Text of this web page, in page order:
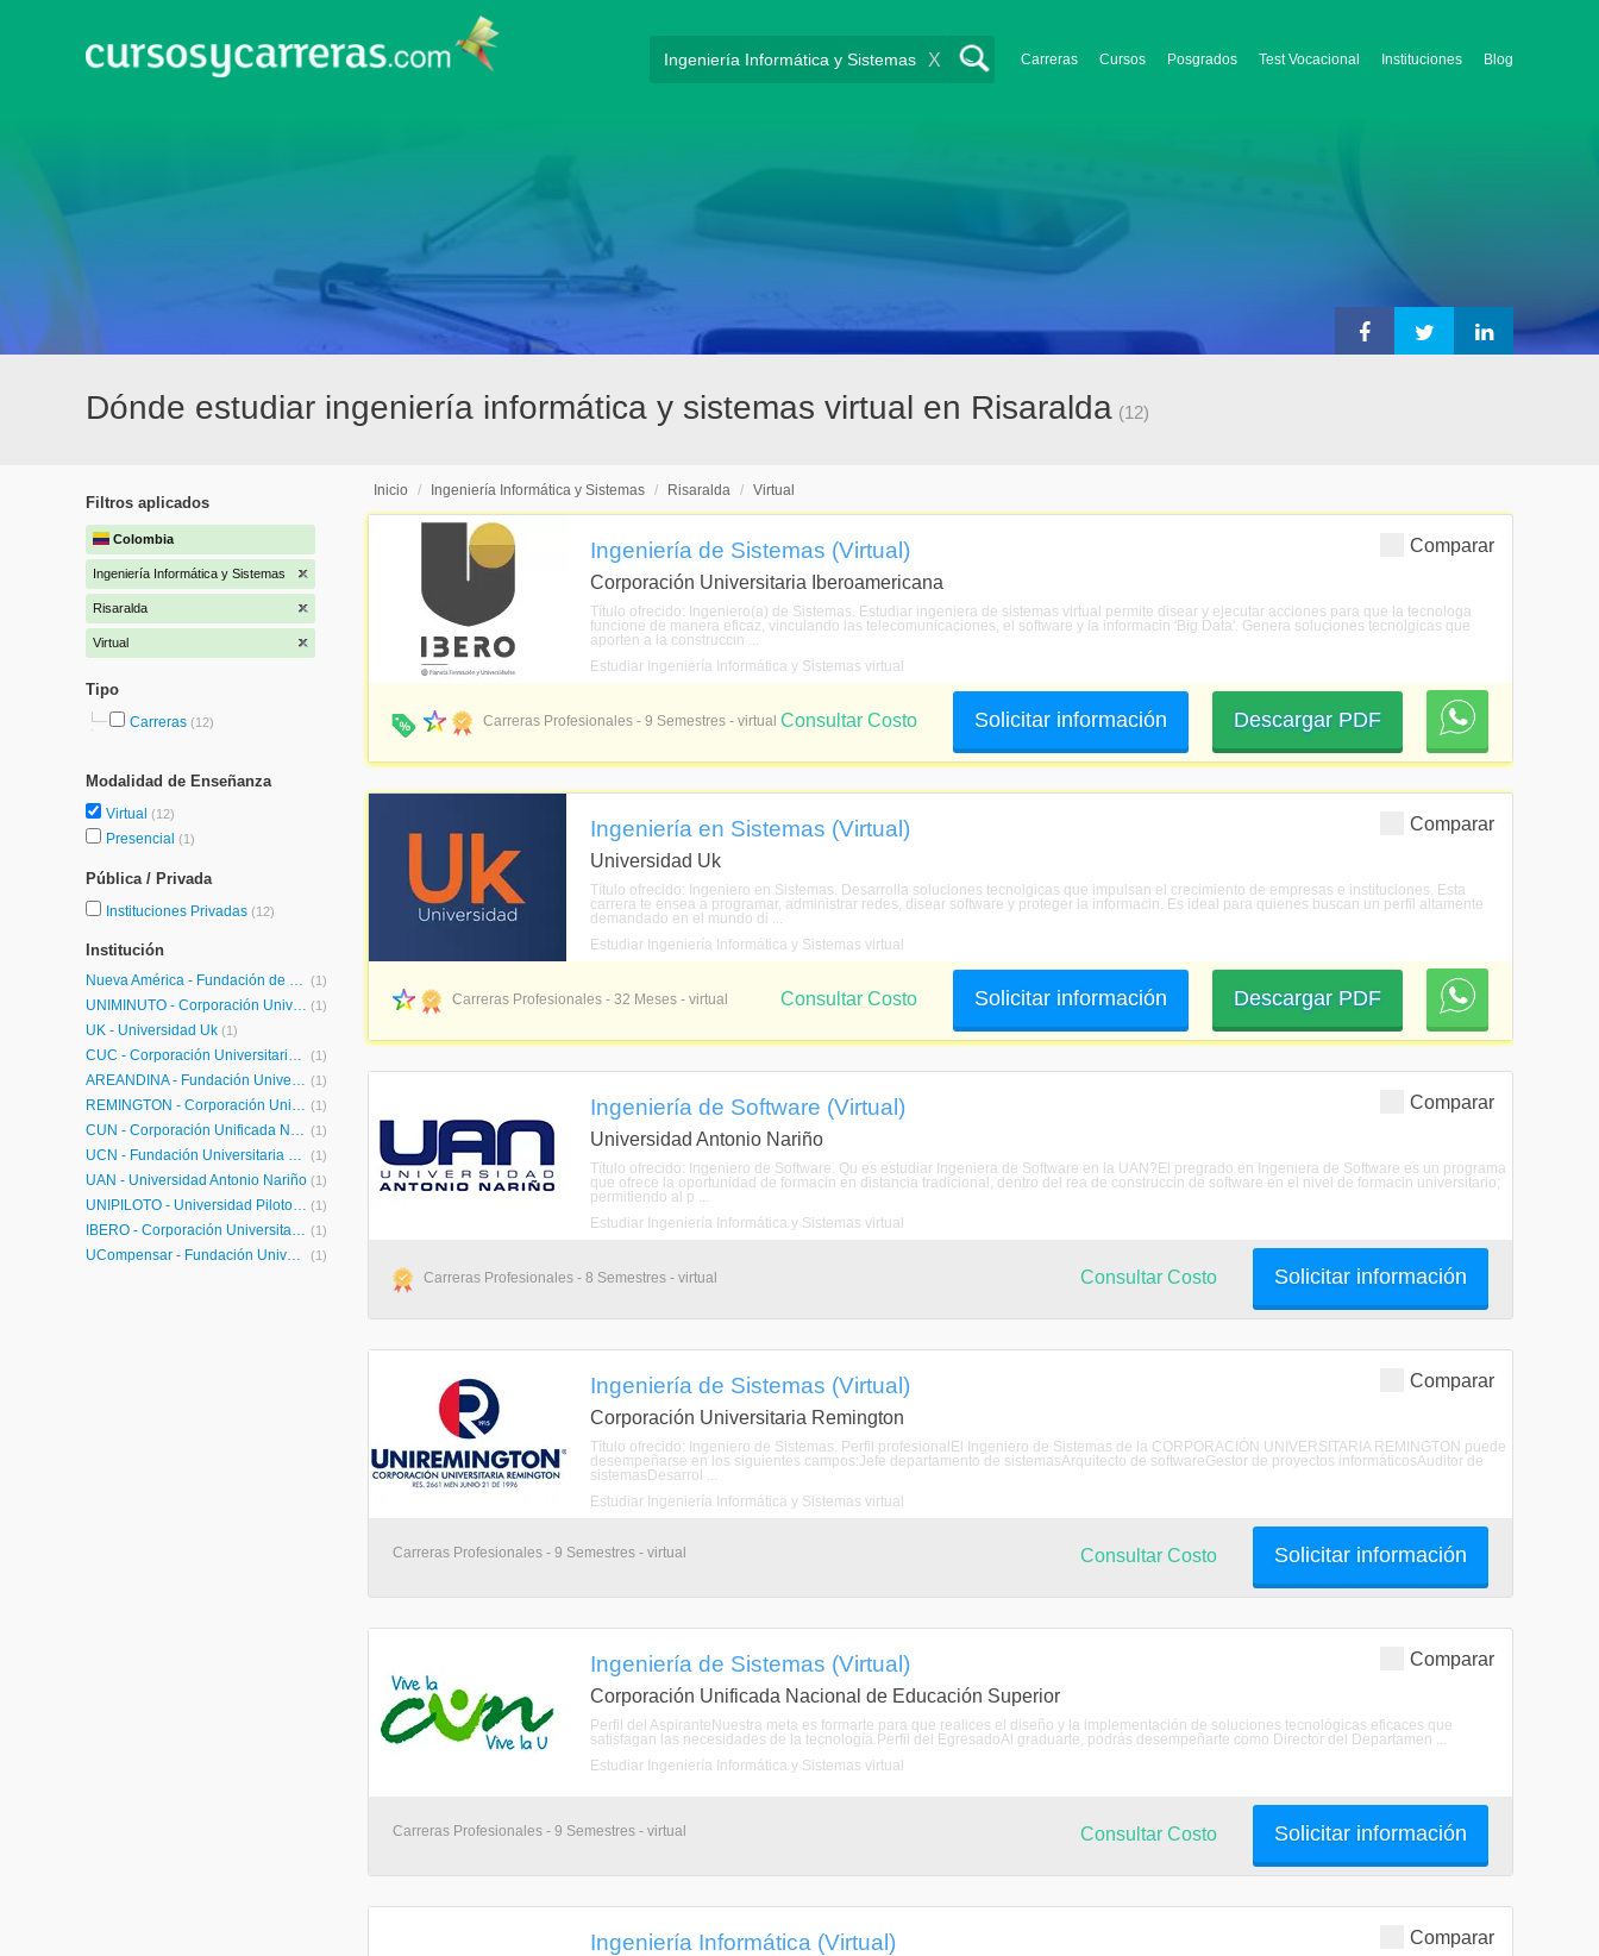
Carreras Cursos Posgrados Test Vocacional Instituciones Blog
X
Dónde estudiar ingeniería informática y sistemas virtual en Risaralda (12)
Filtros aplicados
Colombia
Ingeniería Informática y Sistemas
Risaralda
Virtual
Tipo
Carreras (12)
Modalidad de Enseñanza
Virtual (12)
Presencial (1)
Pública / Privada
Instituciones Privadas (12)
Institución
Nueva América - Fundación de Educación Superior (1)
UNIMINUTO - Corporación Universitaria Minuto de Dios (1)
UK - Universidad Uk (1)
CUC - Corporación Universitaria de la Costa (1)
ÁREANDINA - Fundación Universitaria del Área Andina (1)
REMINGTON - Corporación Universitaria Remington (1)
CUN - Corporación Unificada Nacional de Educación Superior (1)
UCN - Fundación Universitaria Católica del Norte (1)
UAN - Universidad Antonio Nariño (1)
UNIPILOTO - Universidad Piloto de Colombia (1)
IBERO - Corporación Universitaria Iberoamericana (1)
UCompensar - Fundación Universitaria Compensar (1)
Inicio / Ingeniería Informática y Sistemas / Risaralda / Virtual
Comparar
Ingeniería de Sistemas (Virtual)
Corporación Universitaria Iberoamericana
Título ofrecido: Ingeniero(a) de Sistemas. Estudiar ingeniera de sistemas virtual permite disear y ejecutar acciones para que la tecnologa
funcione de manera eficaz, vinculando las telecomunicaciones, el software y la informacin 'Big Data'. Genera soluciones tecnolgicas que
aporten a la construccin ...
Estudiar Ingeniería Informática y Sistemas virtual
Carreras Profesionales - 9 Semestres - virtual Descargar PDF
Solicitar información
Consultar Costo
Comparar
Ingeniería en Sistemas (Virtual)
Universidad Uk
Título ofrecido: Ingeniero en Sistemas. Desarrolla soluciones tecnolgicas que impulsan el crecimiento de empresas e instituciones. Esta
carrera te ensea a programar, administrar redes, disear software y proteger la informacin. Es ideal para quienes buscan un perfil altamente
demandado en el mundo di ...
Estudiar Ingeniería Informática y Sistemas virtual
Carreras Profesionales - 32 Meses - virtual Descargar PDF
Solicitar información
Consultar Costo
Comparar
Ingeniería de Software (Virtual)
Universidad Antonio Nariño
Título ofrecido: Ingeniero de Software. Qu es estudiar Ingeniera de Software en la UAN?El pregrado en Ingeniera de Software es un programa
que ofrece la oportunidad de formacin en distancia tradicional, dentro del rea de construccin de software en el nivel de formacin universitario;
permitiendo al p ...
Estudiar Ingeniería Informática y Sistemas virtual
Carreras Profesionales - 8 Semestres - virtual Solicitar información
Consultar Costo
Comparar
Ingeniería de Sistemas (Virtual)
Corporación Universitaria Remington
Título ofrecido: Ingeniero de Sistemas. Perfil profesionalEl Ingeniero de Sistemas de la CORPORACIÓN UNIVERSITARIA REMINGTON puede
desempeñarse en los siguientes campos:Jefe departamento de sistemasArquitecto de softwareGestor de proyectos informáticosAuditor de
sistemasDesarrol ...
Estudiar Ingeniería Informática y Sistemas virtual
Carreras Profesionales - 9 Semestres - virtual Solicitar información
Consultar Costo
Comparar
Ingeniería de Sistemas (Virtual)
Corporación Unificada Nacional de Educación Superior
Perfil del AspiranteNuestra meta es formarte para que realices el diseño y la implementación de soluciones tecnológicas eficaces que
satisfagan las necesidades de la tecnología.Perfil del EgresadoAl graduarte, podrás desempeñarte como Director del Departamen ...
Estudiar Ingeniería Informática y Sistemas virtual
Carreras Profesionales - 9 Semestres - virtual Solicitar información
Consultar Costo
Comparar
Ingeniería Informática (Virtual)